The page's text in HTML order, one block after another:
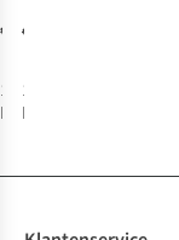
€17,99
1
kleur
beschikbaar
& Lip Set
€14,99
1
beschikbaar